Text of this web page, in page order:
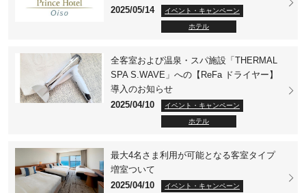
2025/05/14
イベント・キャンペーン
ホテル
全客室および温泉・スパ施設「THERMAL
SPA S.WAVE」への【ReFa ドライヤー】
導入のお知らせ
2025/04/10
イベント・キャンペーン
ホテル
最大4名さま利用が可能となる客室タイプ
増室ついて
2025/04/10
イベント・キャンペーン